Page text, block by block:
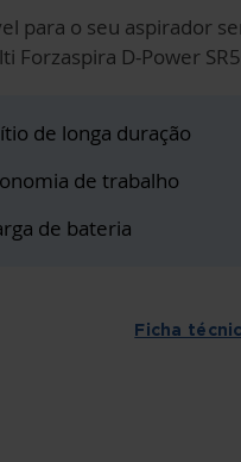
para o seu aspirador
Forzaspira D-Power
de longa duração
de trabalho
de bateria
Ficha